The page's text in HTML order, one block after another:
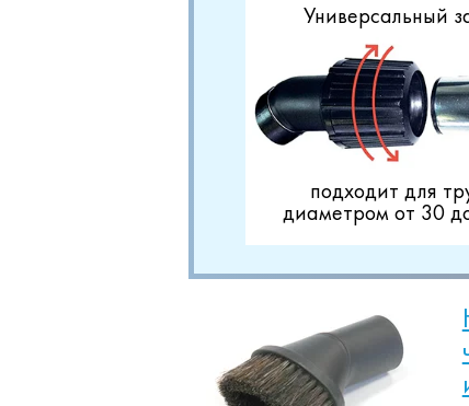
Универсальный
подходит для
диаметром от 30